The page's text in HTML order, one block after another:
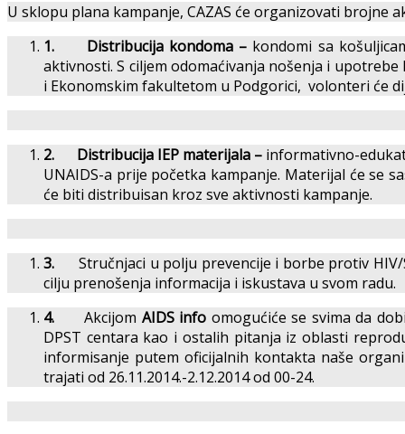
U sklopu plana kampanje, CAZAS će organizovati brojne
1. Distribucija kondoma – kondomi sa
aktivnosti. S ciljem odomaćivanja nošenja i
i Ekonomskim fakultetom u Podgorici, volonteri će
2. Distribucija IEP materijala – informativno-
UNAIDS-a prije početka kampanje. Materijal će se
će biti distribuisan kroz sve aktivnosti kampanje.
3. Stručnjaci u polju prevencije i borbe protiv
cilju prenošenja informacija i iskustava u svom radu.
4.Akcijom AIDS info omogućiće se svima da
DPST centara kao i ostalih pitanja iz oblasti
informisanje putem oficijalnih kontakta naše
trajati od 26.11.2014.-2.12.2014 od 00-24.